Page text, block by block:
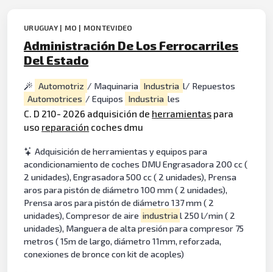
URUGUAY | MO | MONTEVIDEO
Administración De Los Ferrocarriles
Del Estado
Automotriz / Maquinaria Industria l/ Repuestos
Automotrices / Equipos Industria les
C. D 210- 2026 adquisición de herramientas para
uso reparación coches dmu
Adquisición de herramientas y equipos para
acondicionamiento de coches DMU Engrasadora 200 cc (
2 unidades), Engrasadora 500 cc ( 2 unidades), Prensa
aros para pistón de diámetro 100 mm ( 2 unidades),
Prensa aros para pistón de diámetro 137 mm ( 2
unidades), Compresor de aire industrial 250 l/min ( 2
unidades), Manguera de alta presión para compresor 75
metros ( 15m de largo, diámetro 11mm, reforzada,
conexiones de bronce con kit de acoples)